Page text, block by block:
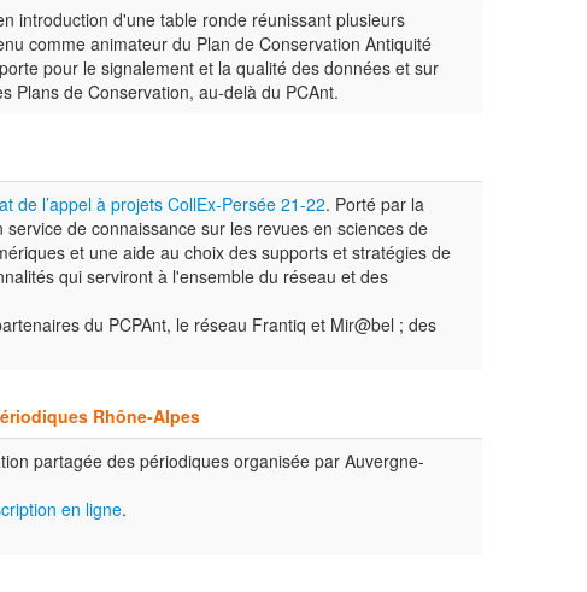
introduction d'une table ronde réunissant plusieurs
comme animateur du Plan de Conservation Antiquité
pour le signalement et la qualité des données et sur
Plans de Conservation, au-delà du PCAnt.
de l’appel à projets CollEx-Persée 21-22. Porté par la
de connaissance sur les revues en sciences de
et une aide au choix des supports et stratégies de
qui serviront à l'ensemble du réseau et des
du PCPAnt, le réseau Frantiq et Mir@bel ; des
Rhône-Alpes
partagée des périodiques organisée par Auvergne-
en ligne.